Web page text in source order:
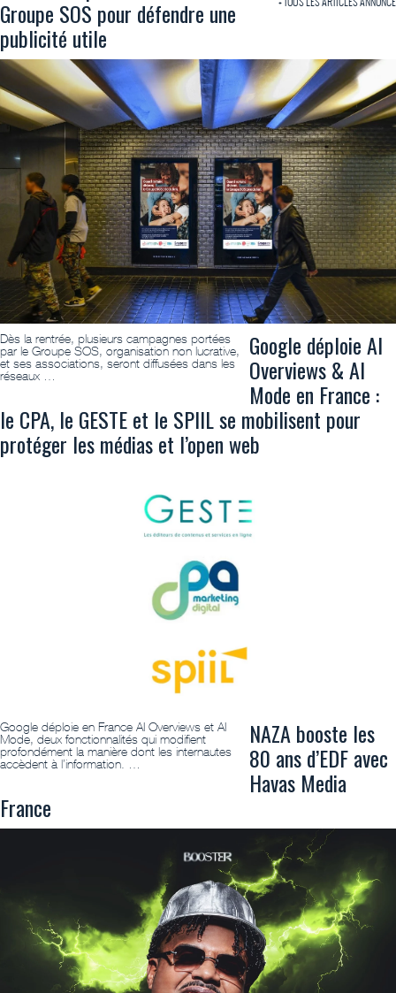
Groupe SOS pour défendre une
publicité utile
Dès la rentrée, plusieurs campagnes portées
par le Groupe SOS, organisation non lucrative,
et ses associations, seront diffusées dans les
réseaux …
Google déploie AI
Overviews & AI
Mode en France :
le CPA, le GESTE et le SPIIL se mobilisent pour
protéger les médias et l’open web
Google déploie en France AI Overviews et AI
Mode, deux fonctionnalités qui modifient
profondément la manière dont les internautes
accèdent à l’information. …
NAZA booste les
80 ans d’EDF avec
Havas Media
France